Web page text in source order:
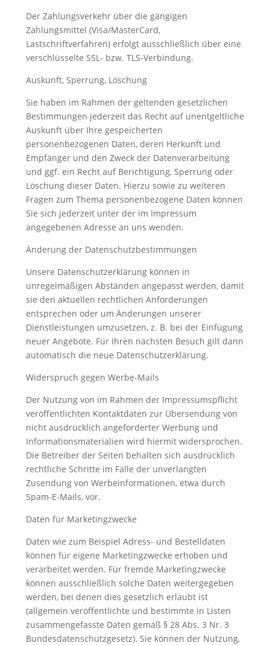
Der Zahlungsverkehr über die gängigen
Zahlungsmittel (Visa/MasterCard,
Lastschriftverfahren) erfolgt ausschließlich über eine
verschlüsselte SSL- bzw. TLS-Verbindung.
Auskunft, Sperrung, Löschung
Sie haben im Rahmen der geltenden gesetzlichen
Bestimmungen jederzeit das Recht auf unentgeltliche
Auskunft über Ihre gespeicherten
personenbezogenen Daten, deren Herkunft und
Empfänger und den Zweck der Datenverarbeitung
und ggf. ein Recht auf Berichtigung, Sperrung oder
Löschung dieser Daten. Hierzu sowie zu weiteren
Fragen zum Thema personenbezogene Daten können
Sie sich jederzeit unter der im Impressum
angegebenen Adresse an uns wenden.
Änderung der Datenschutzbestimmungen
Unsere Datenschutzerklärung können in
unregelmäßigen Abständen angepasst werden, damit
sie den aktuellen rechtlichen Anforderungen
entsprechen oder um Änderungen unserer
Dienstleistungen umzusetzen, z. B. bei der Einfügung
neuer Angebote. Für Ihren nächsten Besuch gilt dann
automatisch die neue Datenschutzerklärung.
Widerspruch gegen Werbe-Mails
Der Nutzung von im Rahmen der Impressumspflicht
veröffentlichten Kontaktdaten zur Übersendung von
nicht ausdrücklich angeforderter Werbung und
Informationsmaterialien wird hiermit widersprochen.
Die Betreiber der Seiten behalten sich ausdrücklich
rechtliche Schritte im Falle der unverlangten
Zusendung von Werbeinformationen, etwa durch
Spam-E-Mails, vor.
Daten für Marketingzwecke
Daten wie zum Beispiel Adress- und Bestelldaten
können für eigene Marketingzwecke erhoben und
verarbeitet werden. Für fremde Marketingzwecke
können ausschließlich solche Daten weitergegeben
werden, bei denen dies gesetzlich erlaubt ist
(allgemein veröffentlichte und bestimmte in Listen
zusammengefasste Daten gemäß § 28 Abs. 3 Nr. 3
Bundesdatenschutzgesetz). Sie können der Nutzung,